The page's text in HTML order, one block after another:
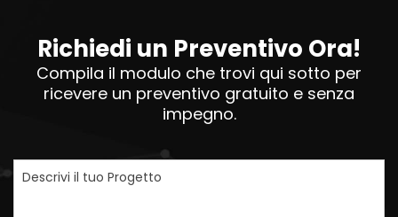
Richiedi un Preventivo Ora!
Compila il modulo che trovi qui sotto per
ricevere un preventivo gratuito e senza
impegno.
Descrivi il tuo Progetto